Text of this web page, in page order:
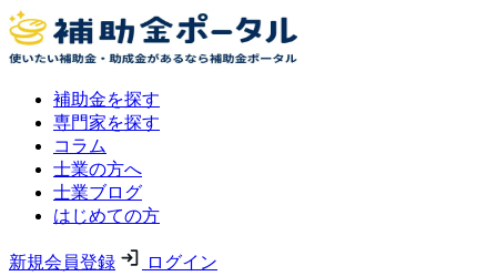
補助金を探す
専門家を探す
コラム
士業の方へ
士業ブログ
はじめての方
新規会員登録 ログイン